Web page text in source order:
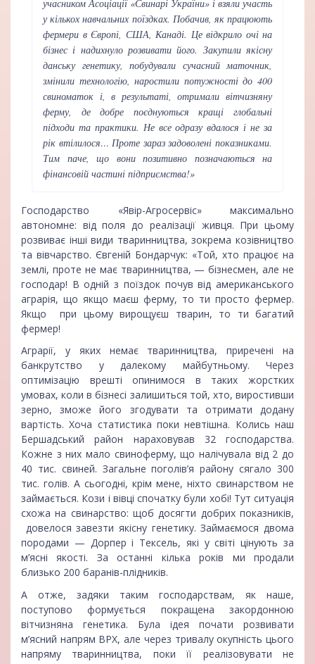
учасником Асоціації «Свинарі України» і взяли участь
у кількох навчальних поїздках. Побачив, як працюють
фермери в Європі, США, Канаді. Це відкрило очі на
бізнес і надихнуло розвивати його. Закупили якісну
данську генетику, побудували сучасний маточник,
змінили технологію, наростили потужності до 400
свиноматок і, в результаті, отримали вітчизняну
ферму, де добре поєднуються кращі глобальні
підходи та практики. Не все одразу вдалося і не за
рік втілилося… Проте зараз задоволені показниками.
Тим паче, що вони позитивно позначаються на
фінансовій частині підприємства!»
Господарство «Явір-Агросервіс» максимально
автономне: від поля до реалізації живця. При цьому
розвиває інші види тваринництва, зокрема козівництво
та вівчарство. Євгеній Бондарчук: «Той, хто працює на
землі, проте не має тваринництва, — бізнесмен, але не
господар! В одній з поїздок почув від американського
аграрія, що якщо маєш ферму, то ти просто фермер.
Якщо при цьому вирощуєш тварин, то ти багатий
фермер!
Аграрії, у яких немає тваринництва, приречені на
банкрутство у далекому майбутньому. Через
оптимізацію врешті опинимося в таких жорстких
умовах, коли в бізнесі залишиться той, хто, виростивши
зерно, зможе його згодувати та отримати додану
вартість. Хоча статистика поки невтішна. Колись наш
Бершадський район нараховував 32 господарства.
Кожне з них мало свиноферму, що налічувала від 2 до
40 тис. свиней. Загальне поголів’я району сягало 300
тис. голів. А сьогодні, крім мене, ніхто свинарством не
займається. Кози і вівці спочатку були хобі! Тут ситуація
схожа на свинарство: щоб досягти добрих показників,
довелося завезти якісну генетику. Займаємося двома
породами — Дорпер і Тексель, які у світі цінують за
м’ясні якості. За останні кілька років ми продали
близько 200 баранів-плідників.
А отже, задяки таким господарствам, як наше,
поступово формується покращена закордонною
вітчизняна генетика. Була ідея почати розвивати
м’ясний напрям ВРХ, але через тривалу окупність цього
напряму тваринництва, поки її реалізовувати не